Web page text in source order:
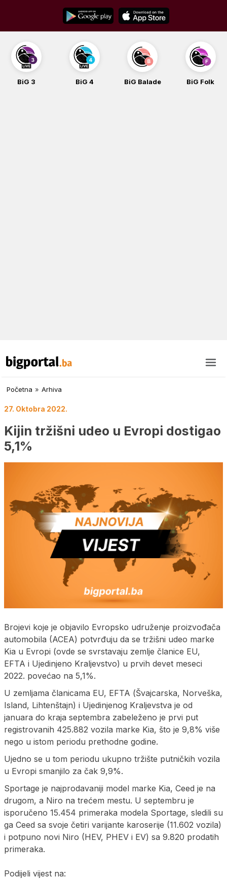
content
BiG 3 BiG 4 BiG Balade BiG Folk
Početna » Arhiva
27. Oktobra 2022.
Kijin tržišni udeo u Evropi dostigao
5,1%
Brojevi koje je objavilo Evropsko udruženje proizvođača
automobila (ACEA) potvrđuju da se tržišni udeo marke
Kia u Evropi (ovde se svrstavaju zemlje članice EU,
EFTA i Ujedinjeno Kraljevstvo) u prvih devet meseci
2022. povećao na 5,1%.
U zemljama članicama EU, EFTA (Švajcarska, Norveška,
Island, Lihtenštajn) i Ujedinjenog Kraljevstva je od
januara do kraja septembra zabeleženo je prvi put
registrovanih 425.882 vozila marke Kia, što je 9,8% više
nego u istom periodu prethodne godine.
Ujedno se u tom periodu ukupno tržište putničkih vozila
u Evropi smanjilo za čak 9,9%.
Sportage je najprodavaniji model marke Kia, Ceed je na
drugom, a Niro na trećem mestu. U septembru je
isporučeno 15.454 primeraka modela Sportage, sledili su
ga Ceed sa svoje četiri varijante karoserije (11.602 vozila)
i potpuno novi Niro (HEV, PHEV i EV) sa 9.820 prodatih
primeraka.
Podijeli vijest na: